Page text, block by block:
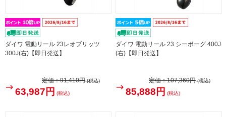
ダイワ 電動リール 23レオブリッツ
300J(右)【即日発送】
定価：91,410円(税込)
63,987円 (税込)
ダイワ 電動リール 23 シーボーグ 400J
(右)【即日発送】
定価：107,360円(税込)
85,888円 (税込)